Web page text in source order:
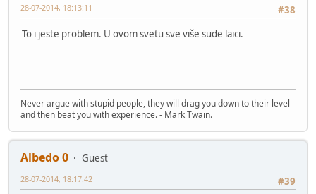
#38
28-07-2014, 18:13:11
To i jeste problem. U ovom svetu sve više sude laici.
Never argue with stupid people, they will drag you down to their level
and then beat you with experience. - Mark Twain.
Albedo 0
Guest
#39
28-07-2014, 18:17:42